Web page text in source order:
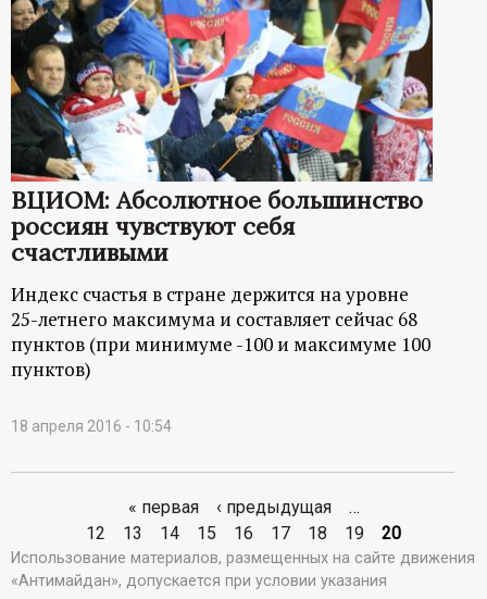
п
о
р
т
а
л
ВЦИОМ: Абсолютное большинство
россиян чувствуют себя
счастливыми
Индекс счастья в стране держится на уровне
25-летнего максимума и составляет сейчас 68
пунктов (при минимуме -100 и максимуме 100
пунктов)
18 апреля 2016 - 10:54
т
« первая ‹ предыдущая
…
12
13 14 15 16 17 18 19 20
Использование материалов, размещенных на сайте движения
«Антимайдан», допускается при условии указания